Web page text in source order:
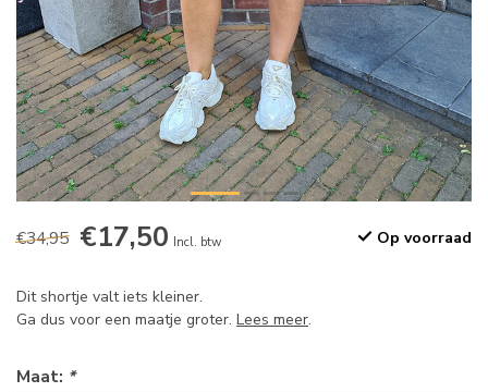
€34,95 €17,50 Incl. btw Op voorraad
Dit shortje valt iets kleiner.
Ga dus voor een maatje groter. Lees meer.
Maat: *